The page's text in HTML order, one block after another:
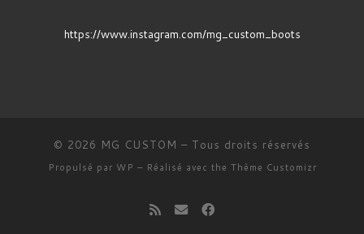
https://www.instagram.com/mg_custom_boots
© 2026 MG CUSTOM – Tous droits réservés
Propulsé par WP – Réalisé avec the Thème Customizr